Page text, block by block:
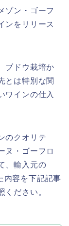
ゾン・ゴーフ
ンをリリース
ブドウ栽培か
とは特別な関
ワインの仕入
のクオリテ
ヌ・ゴーフロ
、輸入元の
内容を下記記事
ください。